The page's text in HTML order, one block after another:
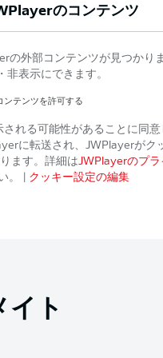
のコンテンツ
の外部コンテンツが見つかりま
表示にできます。
ンテンツを許可する
れる可能性があることに同意
に転送され、 JWPlayerがク
ます。詳細はJWPlayerのプラ
。 クッキー設定の編集
ト